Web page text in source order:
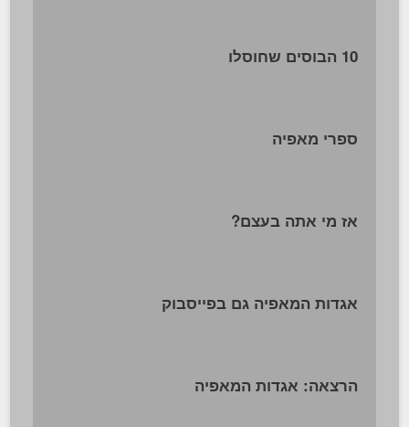
10 הבוסים שחוסלו
ספרי מאפיה
אז מי אתה בעצם?
אגדות המאפיה גם בפייסבוק
הרצאה: אגדות המאפיה